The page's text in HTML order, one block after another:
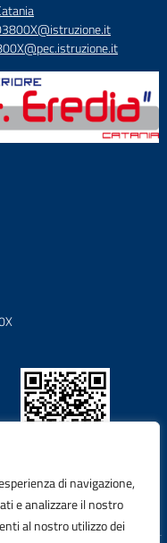
di navigazione,
e analizzare il nostro
al nostro utilizzo dei